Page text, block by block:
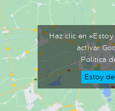
Haz clic en
activar
Política
Estoy